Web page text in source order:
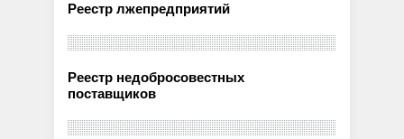
Реестр лжепредприятий
Реестр недобросовестных
поставщиков